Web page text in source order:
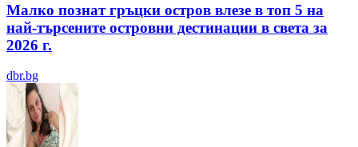
Малко познат гръцки остров влезе в топ 5 на
най-търсените островни дестинации в света за
2026 г.
dbr.bg